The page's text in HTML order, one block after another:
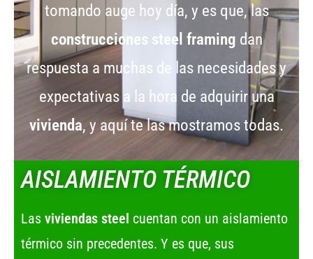
tomando auge hoy día, y es que, las
construcciones steel framing dan
respuesta a muchas de las necesidades y
expectativas a la hora de adquirir una
vivienda, y aquí te las mostramos todas.
AISLAMIENTO TÉRMICO
Las viviendas steel cuentan con un aislamiento
térmico sin precedentes. Y es que, sus